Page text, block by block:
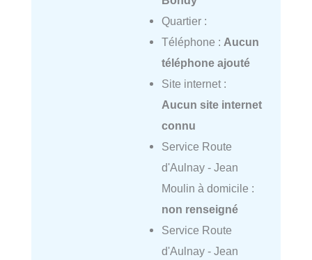
Quartier :
Téléphone : Aucun
téléphone ajouté
Site internet :
Aucun site internet
connu
Service Route
d'Aulnay - Jean
Moulin à domicile :
non renseigné
Service Route
d'Aulnay - Jean